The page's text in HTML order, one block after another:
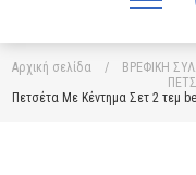
Αρχική σελίδα / ΒΡΕΦΙΚΗ
Πετσέτα Με Κέντημα Σετ 2 τεμ